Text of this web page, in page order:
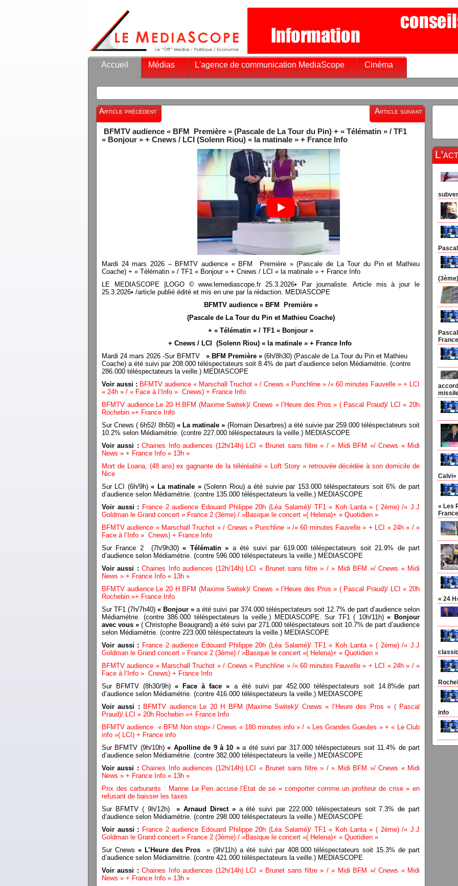
Accueil Médias L'agence de communication MediaScope Cinéma
Article précédent Article suivant
BFMTV audience « BFM Première » (Pascale de La Tour du Pin) + « Télématin » / TF1
« Bonjour » + Cnews / LCI (Solenn Riou) « la matinale » + France Info
Mardi 24 mars 2026 – BFMTV audience « BFM Première » (Pascale de La Tour du Pin et Mathieu
Coache) + « Télématin » / TF1 « Bonjour » + Cnews / LCI « la matinale » + France Info
LE MEDIASCOPE |LOGO © www.lemediascope.fr 25.3.2026• Par journaliste. Article mis à jour le
25.3.2026• /article publié édité et mis en une par la rédaction. MEDIASCOPE
BFMTV audience « BFM Première »
(Pascale de La Tour du Pin et Mathieu Coache)
+ « Télématin » / TF1 « Bonjour »
+ Cnews / LCI (Solenn Riou) « la matinale » + France Info
Mardi 24 mars 2026 -Sur BFMTV
» BFM Première » (6h/8h30) (Pascale de La Tour du Pin et Mathieu
Coache) a été suivi par 208.000 téléspectateurs soit 8.4% de part d’audience selon Médiamétrie. (contre
286.000 téléspectateurs la veille.) MEDIASCOPE
Voir aussi : BFMTV audience « Marschall Truchot » / Cnews « Punchline » /« 60 minutes Fauvelle » + LCI
« 24h » / « Face à l’Info » Cnews) + France Info
BFMTV audience Le 20 H BFM (Maxime Switek)/ Cnews « l’Heure des Pros » ( Pascal Praud)/ LCI « 20h
Rochebin »+ France Info
Sur Cnews ( 6h52/ 8h50)« La matinale » (Romain Desarbres) a été suivie par 259.000 téléspectateurs soit
10.2% selon Médiamétrie. (contre 227.000 téléspectateurs la veille.) MEDIASCOPE
Voir aussi :Chaines Info audiences (12h/14h) LCI « Brunet sans filtre » / » Midi BFM »/ Cnews « Midi
News » + France Info « 13h »
Mort de Loana, (48 ans) ex gagnante de la téléréalité « Loft Story » retrouvée décédée à son domicile de
Nice
Sur LCI (6h/9h)« La matinale »(Solenn Riou) a été suivie par 153.000 téléspectateurs soit 6% de part
d’audience selon Médiamétrie. (contre 135.000 téléspectateurs la veille.) MEDIASCOPE
Voir aussi : France 2 audience Edouard Philippe 20h (Léa Salamé)/ TF1 « Koh Lanta » ( 2ème) /« J.J
Goldman le Grand concert » France 2 (3ème) / »Basique le concert »( Helena)+ « Quotidien »
BFMTV audience « Marschall Truchot » / Cnews « Punchline » /« 60 minutes Fauvelle » + LCI « 24h » / «
Face à l’Info » Cnews) + France Info
Sur France 2 (7h/9h30)« Télématin » a été suivi par 619.000 téléspectateurs soit 21.9% de part
d’audience selon Médiamétrie. (contre 596.000 téléspectateurs la veille.) MEDIASCOPE
Voir aussi :Chaines Info audiences (12h/14h) LCI « Brunet sans filtre » / » Midi BFM »/ Cnews « Midi
News » + France Info « 13h »
BFMTV audience Le 20 H BFM (Maxime Switek)/ Cnews « l’Heure des Pros » ( Pascal Praud)/ LCI « 20h
Rochebin »+ France Info
Sur TF1 (7h/7h40)« Bonjour » a été suivi par 374.000 téléspectateurs soit 12.7% de part d’audience selon
Médiamétrie. (contre 386.000 téléspectateurs la veille.) MEDIASCOPE. Sur TF1 ( 10h/11h)« Bonjour
avec vous » ( Christophe Beaugrand) a été suivi par 271.000 téléspectateurs soit 10.7% de part d’audience
selon Médiamétrie. (contre 223.000 téléspectateurs la veille.) MEDIASCOPE
Voir aussi : France 2 audience Edouard Philippe 20h (Léa Salamé)/ TF1 « Koh Lanta » ( 2ème) /« J.J
Goldman le Grand concert » France 2 (3ème) / »Basique le concert »( Helena)+ « Quotidien »
BFMTV audience « Marschall Truchot » / Cnews « Punchline » /« 60 minutes Fauvelle » + LCI « 24h » / «
Face à l’Info » Cnews) + France Info
Sur BFMTV (8h30/9h)« Face à face » a été suivi par 452.000 téléspectateurs soit 14.8%de part
d’audience selon Médiamétrie. (contre 416.000 téléspectateurs la veille.) MEDIASCOPE
Voir aussi : BFMTV audience Le 20 H BFM (Maxime Switek)/ Cnews « l’Heure des Pros » ( Pascal
Praud)/ LCI « 20h Rochebin »+ France Info
BFMTV audience « BFM Non stop» / Cnews « 180 minutes info » / « Les Grandes Gueules » + « Le Club
info »( LCI) + France info
Sur BFMTV (9h/10h)« Apolline de 9 à 10 »a été suivi par 317.000 téléspectateurs soit 11.4% de part
d’audience selon Médiamétrie. (contre 382.000 téléspectateurs la veille.) MEDIASCOPE
Voir aussi :Chaines Info audiences (12h/14h) LCI « Brunet sans filtre » / » Midi BFM »/ Cnews « Midi
News » + France Info « 13h »
Prix des carburants : Marine Le Pen accuse l’Etat de se « comporter comme un profiteur de crise » en
refusant de baisser les taxes
Sur BFMTV ( 9h/12h)
» Arnaud Direct »a été suivi par 222.000 téléspectateurs soit 7.3% de part
d’audience selon Médiamétrie. (contre 298.000 téléspectateurs la veille.) MEDIASCOPE
Voir aussi : France 2 audience Edouard Philippe 20h (Léa Salamé)/ TF1 « Koh Lanta » ( 2ème) /« J.J
Goldman le Grand concert » France 2 (3ème) / »Basique le concert »( Helena)+ « Quotidien »
Sur Cnews « L’Heure des Pros
» (9h/11h) a été suivi par 408.000 téléspectateurs soit 15.3% de part
d’audience selon Médiamétrie. (contre 421.000 téléspectateurs la veille.) MEDIASCOPE
Voir aussi :Chaines Info audiences (12h/14h) LCI « Brunet sans filtre » / » Midi BFM »/ Cnews « Midi
News » + France Info « 13h »
Calvi»
« Les
« 24
info